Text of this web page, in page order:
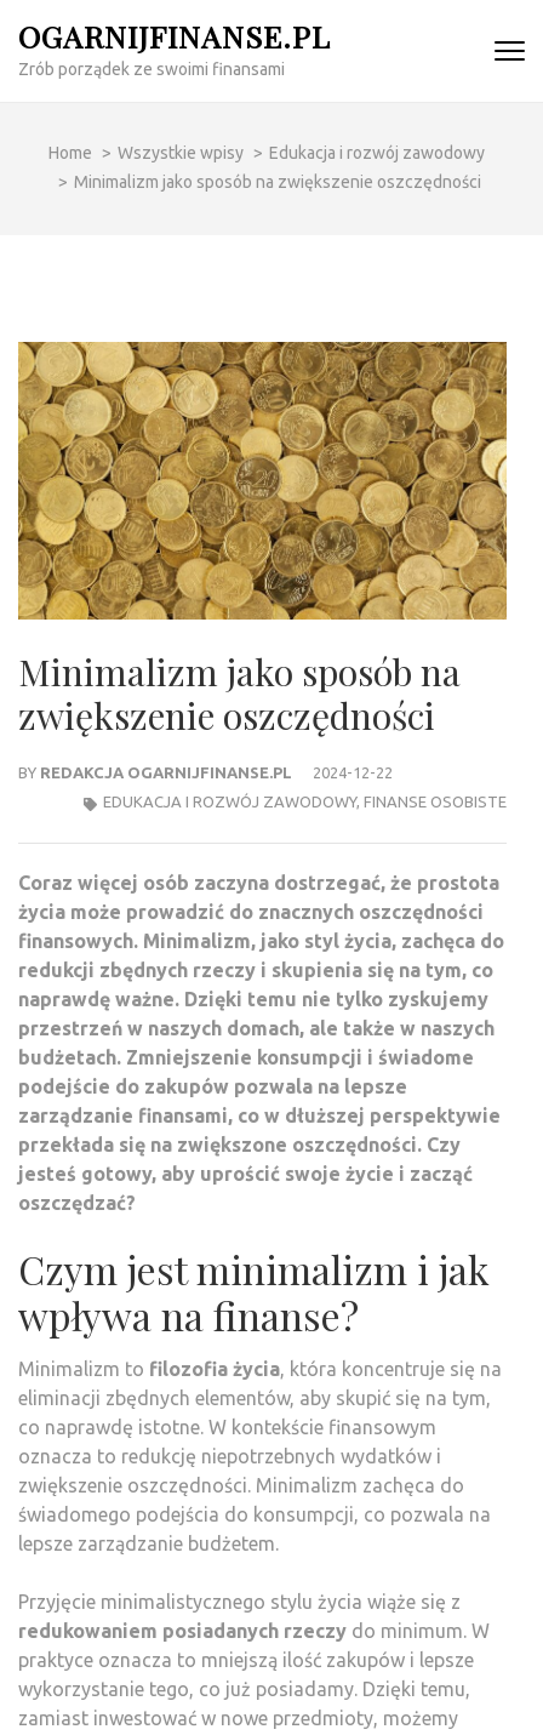
content
OGARNIJFINANSE.PL
Zrób porządek ze swoimi finansami
Home > Wszystkie wpisy > Edukacja i rozwój zawodowy
> Minimalizm jako sposób na zwiększenie oszczędności
Minimalizm jako sposób na
zwiększenie oszczędności
BY REDAKCJA OGARNIJFINANSE.PL
2024-12-22
EDUKACJA I ROZWÓJ ZAWODOWY, FINANSE OSOBISTE
Coraz więcej osób zaczyna dostrzegać, że prostota
życia może prowadzić do znacznych oszczędności
finansowych. Minimalizm, jako styl życia, zachęca do
redukcji zbędnych rzeczy i skupienia się na tym, co
naprawdę ważne. Dzięki temu nie tylko zyskujemy
przestrzeń w naszych domach, ale także w naszych
budżetach. Zmniejszenie konsumpcji i świadome
podejście do zakupów pozwala na lepsze
zarządzanie finansami, co w dłuższej perspektywie
przekłada się na zwiększone oszczędności. Czy
jesteś gotowy, aby uprościć swoje życie i zacząć
oszczędzać?
Czym jest minimalizm i jak
wpływa na finanse?
Minimalizm to filozofia życia, która koncentruje się na
eliminacji zbędnych elementów, aby skupić się na tym,
co naprawdę istotne. W kontekście finansowym
oznacza to redukcję niepotrzebnych wydatków i
zwiększenie oszczędności. Minimalizm zachęca do
świadomego podejścia do konsumpcji, co pozwala na
lepsze zarządzanie budżetem.
Przyjęcie minimalistycznego stylu życia wiąże się z
redukowaniem posiadanych rzeczy do minimum. W
praktyce oznacza to mniejszą ilość zakupów i lepsze
wykorzystanie tego, co już posiadamy. Dzięki temu,
zamiast inwestować w nowe przedmioty, możemy